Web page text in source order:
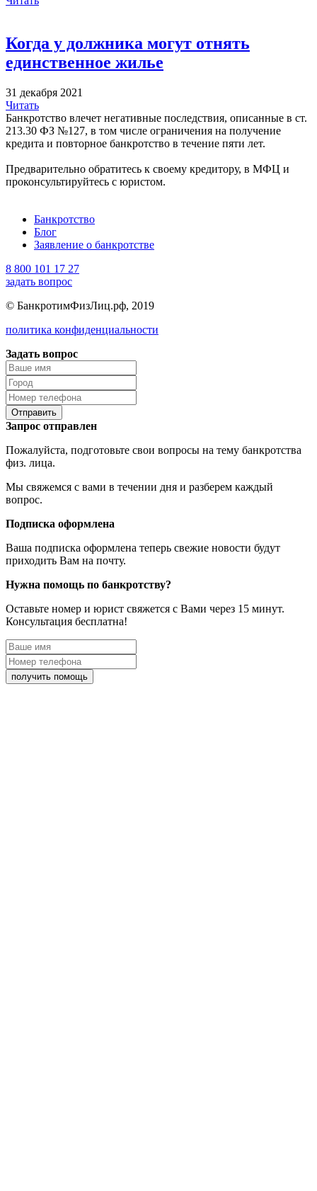
Когда у должника могут отнять
единственное жилье
31 декабря 2021
Читать
Банкротство влечет негативные последствия, описанные в ст.
213.30 ФЗ №127, в том числе ограничения на получение
кредита и повторное банкротство в течение пяти лет.
Предварительно обратитесь к своему кредитору, в МФЦ и
проконсультируйтесь с юристом.
Банкротство
Блог
Заявление о банкротстве
8 800 101 17 27
задать вопрос
© БанкротимФизЛиц.рф, 2019
политика конфиденциальности
Задать вопрос
Отправить
Запрос отправлен
Пожалуйста, подготовьте свои вопросы на тему банкротства
физ. лица.
Мы свяжемся с вами в течении дня и разберем каждый
вопрос.
Подписка оформлена
Ваша подписка оформлена теперь свежие новости будут
приходить Вам на почту.
Нужна помощь по банкротству?
Оставьте номер и юрист свяжется с Вами через 15 минут.
Консультация бесплатна!
получить помощь